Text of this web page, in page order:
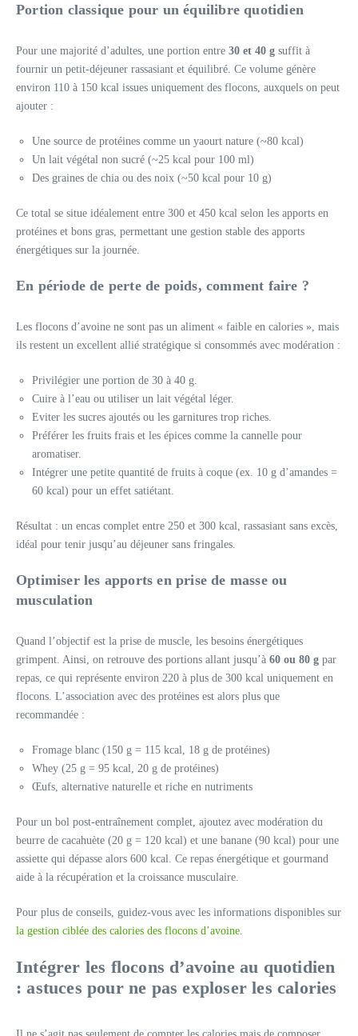
Portion classique pour un équilibre quotidien
Pour une majorité d’adultes, une portion entre 30 et 40 g suffit à
fournir un petit-déjeuner rassasiant et équilibré. Ce volume génère
environ 110 à 150 kcal issues uniquement des flocons, auxquels on peut
ajouter :
Une source de protéines comme un yaourt nature (~80 kcal)
Un lait végétal non sucré (~25 kcal pour 100 ml)
Des graines de chia ou des noix (~50 kcal pour 10 g)
Ce total se situe idéalement entre 300 et 450 kcal selon les apports en
protéines et bons gras, permettant une gestion stable des apports
énergétiques sur la journée.
En période de perte de poids, comment faire ?
Les flocons d’avoine ne sont pas un aliment « faible en calories », mais
ils restent un excellent allié stratégique si consommés avec modération :
Privilégier une portion de 30 à 40 g.
Cuire à l’eau ou utiliser un lait végétal léger.
Eviter les sucres ajoutés ou les garnitures trop riches.
Préférer les fruits frais et les épices comme la cannelle pour
aromatiser.
Intégrer une petite quantité de fruits à coque (ex. 10 g d’amandes =
60 kcal) pour un effet satiétant.
Résultat : un encas complet entre 250 et 300 kcal, rassasiant sans excès,
idéal pour tenir jusqu’au déjeuner sans fringales.
Optimiser les apports en prise de masse ou
musculation
Quand l’objectif est la prise de muscle, les besoins énergétiques
grimpent. Ainsi, on retrouve des portions allant jusqu’à 60 ou 80 g par
repas, ce qui représente environ 220 à plus de 300 kcal uniquement en
flocons. L’association avec des protéines est alors plus que
recommandée :
Fromage blanc (150 g = 115 kcal, 18 g de protéines)
Whey (25 g = 95 kcal, 20 g de protéines)
Œufs, alternative naturelle et riche en nutriments
Pour un bol post-entraînement complet, ajoutez avec modération du
beurre de cacahuète (20 g = 120 kcal) et une banane (90 kcal) pour une
assiette qui dépasse alors 600 kcal. Ce repas énergétique et gourmand
aide à la récupération et la croissance musculaire.
Pour plus de conseils, guidez-vous avec les informations disponibles sur
la gestion ciblée des calories des flocons d’avoine
Intégrer les flocons d’avoine au quotidien
: astuces pour ne pas exploser les calories
Il ne s’agit pas seulement de compter les calories mais de composer